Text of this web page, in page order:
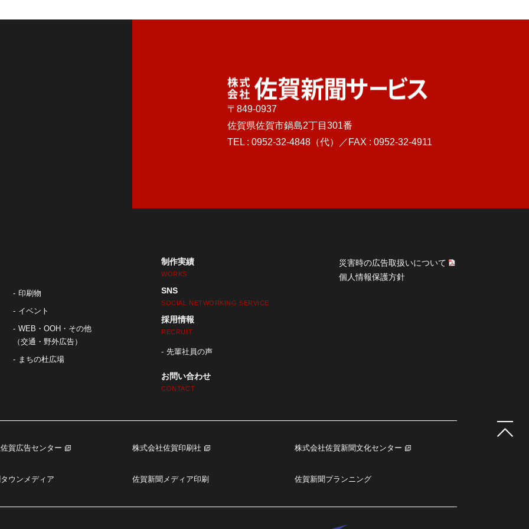
〒849-0937
佐賀県佐賀市鍋島2丁目301番
TEL : 0952-32-4848 （代）／FAX : 0952-32-4911
印刷物
イベント
WEB・OOH・その他
（交通・野外広告）
まちの杜広場
制作実績
WORKS
SNS
SOCIAL NETWORKING SERVICE
採用情報
RECRUIT
先輩社員の声
お問い合わせ
CONTACT
災害時の広告取扱いについて
個人情報保護方針
賀広告センター 株式会社佐賀印刷社 株式会社佐賀新聞文化センター
ウンメディア 佐賀新聞メディア印刷 佐賀新聞プランニング